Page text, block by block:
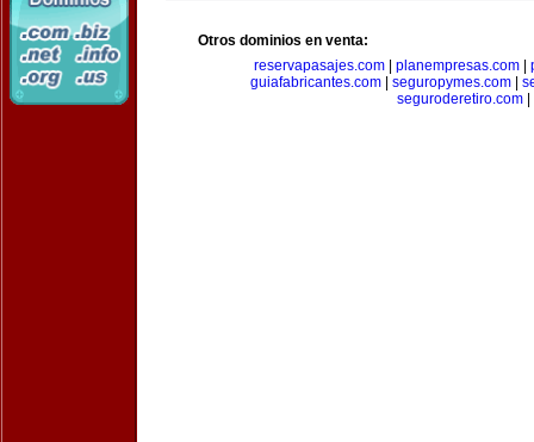
Otros dominios en venta:
reservapasajes.com
planempresas.com
guiafabricantes.com| seguropymes.com|
seguroderetiro.com